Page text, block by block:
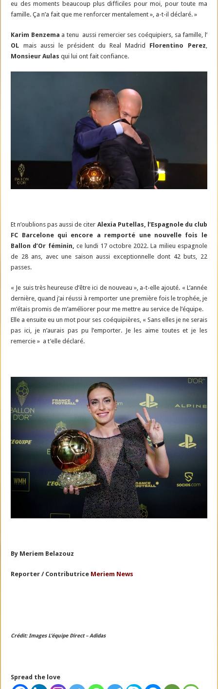
eu des moments beaucoup plus difficiles pour moi, pour toute ma
famille. Ça n’a fait que me renforcer mentalement », a-t-il déclaré. »
Karim Benzema a tenu aussi remercier ses coéquipiers, sa famille, l’
OL mais aussi le président du Real Madrid Florentino Perez,
Monsieur Aulas qui lui ont fait confiance.
Et n’oublions pas aussi de citer Alexia Putellas, l’Espagnole du club
FC Barcelone qui encore a remporté une nouvelle fois le
Ballon d’Or féminin, ce lundi 17 octobre 2022. La milieu espagnole
de 28 ans, avec une saison aussi exceptionnelle dont 42 buts, 22
passes.
« Je suis très heureuse d’être ici de nouveau », a-t-elle ajouté. « L’année
dernière, quand j’ai réussi à remporter une première fois le trophée, je
m’étais promis de m’améliorer pour me mettre au service de l’équipe.
Elle a ensuite eu un mot pour ses coéquipières, « Sans elles je ne serais
pas ici, je n’aurais pas pu l’emporter. Je les aime toutes et je les
remercie » a t’elle déclaré.
By Meriem Belazouz
Reporter / Contributrice Meriem News
Crédit: Images L’équipe Direct – Adidas
Spread the love